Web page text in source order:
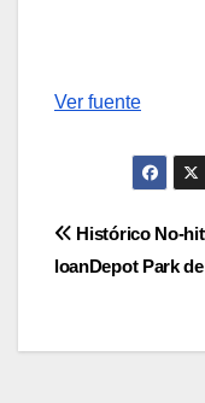
Ver fuente
Histórico No-
loanDepot Park